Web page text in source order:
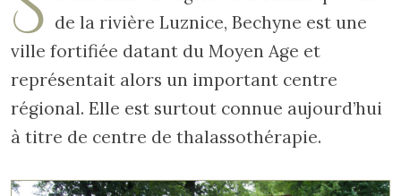
de la rivière Luznice, Bechyne est une
ville fortifiée datant du Moyen Age et
représentait alors un important centre
régional. Elle est surtout connue aujourd’hui
à titre de centre de thalassothérapie.